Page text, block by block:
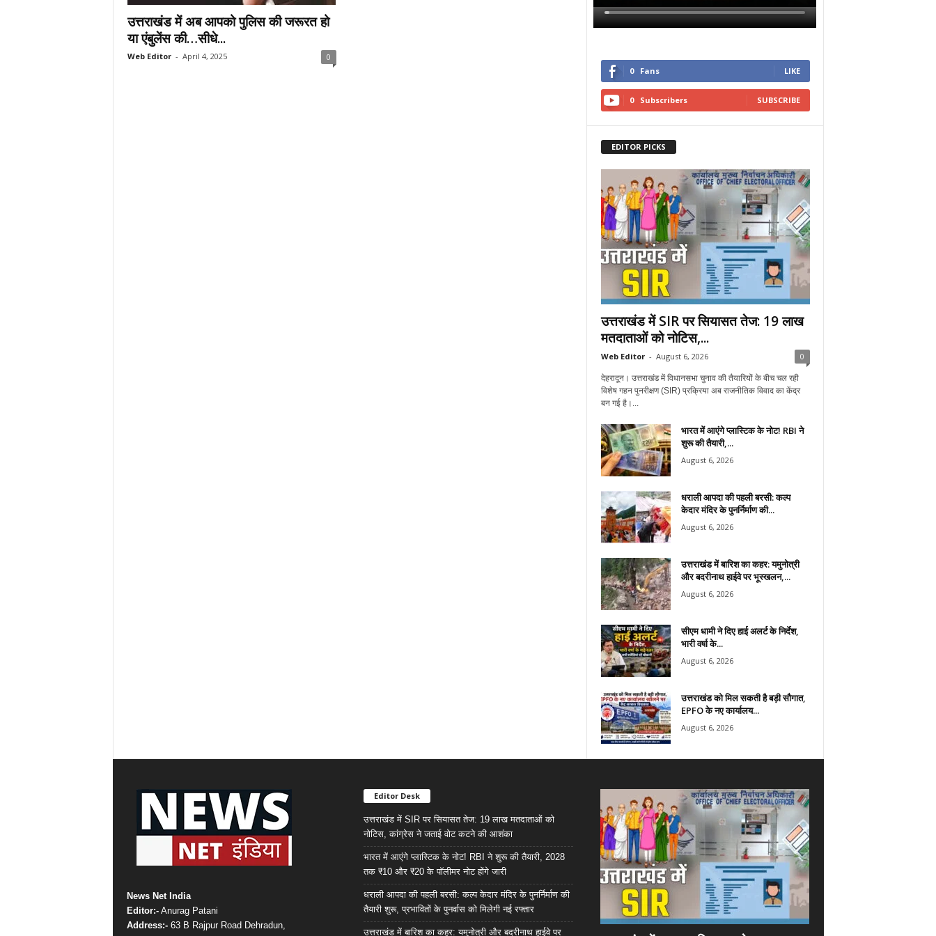
उत्तराखंड में अब आपको पुलिस की जरूरत हो
या एंबुलेंस की…सीधे...
Web Editor - April 4, 2025 0
0 Fans LIKE
0 Subscribers SUBSCRIBE
EDITOR PICKS
उत्तराखंड में SIR पर सियासत तेज: 19 लाख
मतदाताओं को नोटिस,...
Web Editor - August 6, 2026 0
देहरादून। उत्तराखंड में विधानसभा चुनाव की तैयारियों के बीच चल रही
विशेष गहन पुनरीक्षण (SIR) प्रक्रिया अब राजनीतिक विवाद का केंद्र
बन गई है।...
भारत में आएंगे प्लास्टिक के नोट! RBI ने
शुरू की तैयारी,...
August 6, 2026
धराली आपदा की पहली बरसी: कल्प
केदार मंदिर के पुनर्निर्माण की...
August 6, 2026
उत्तराखंड में बारिश का कहर: यमुनोत्री
और बदरीनाथ हाईवे पर भूस्खलन,...
August 6, 2026
सीएम धामी ने दिए हाई अलर्ट के निर्देश,
भारी वर्षा के...
August 6, 2026
उत्तराखंड को मिल सकती है बड़ी सौगात,
EPFO के नए कार्यालय...
August 6, 2026
News Net India
Editor:-Anurag Patani
Address:-63 B Rajpur Road Dehradun,
Editor Desk
उत्तराखंड में SIR पर सियासत तेज: 19 लाख मतदाताओं को
नोटिस, कांग्रेस ने जताई वोट कटने की आशंका
भारत में आएंगे प्लास्टिक के नोट! RBI ने शुरू की तैयारी, 2028
तक ₹10 और ₹20 के पॉलीमर नोट होंगे जारी
धराली आपदा की पहली बरसी: कल्प केदार मंदिर के पुनर्निर्माण की
तैयारी शुरू, प्रभावितों के पुनर्वास को मिलेगी नई रफ्तार
उत्तराखंड में बारिश का कहर: यमुनोत्री और बदरीनाथ हाईवे पर